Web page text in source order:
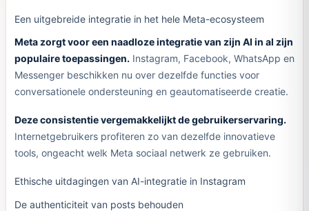
Een uitgebreide integratie in het hele Meta-ecosysteem
Meta zorgt voor een naadloze integratie van zijn AI in al zijn
populaire toepassingen. Instagram, Facebook, WhatsApp en
Messenger beschikken nu over dezelfde functies voor
conversationele ondersteuning en geautomatiseerde creatie.
Deze consistentie vergemakkelijkt de gebruikerservaring.
Internetgebruikers profiteren zo van dezelfde innovatieve
tools, ongeacht welk Meta sociaal netwerk ze gebruiken.
Ethische uitdagingen van AI-integratie in Instagram
De authenticiteit van posts behouden